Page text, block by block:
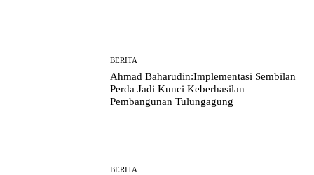
BERITA
Ahmad Baharudin:Implementasi Sembilan
Perda Jadi Kunci Keberhasilan
Pembangunan Tulungagung
BERITA